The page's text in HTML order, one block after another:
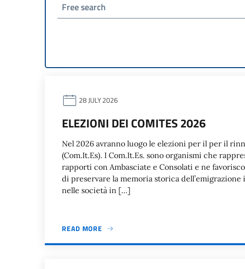
Free search
28 JULY 2026
ELEZIONI DEI COMITES 2026
Nel 2026 avranno luogo le elezioni per il per il
(Com.It.Es). I Com.It.Es. sono organismi che
rapporti con Ambasciate e Consolati e ne
di preservare la memoria storica
nelle società in […]
READ MORE